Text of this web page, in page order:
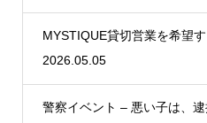
MYSTIQUE貸切営業を希望
2026.05.05
警察イベント – 悪い子は、